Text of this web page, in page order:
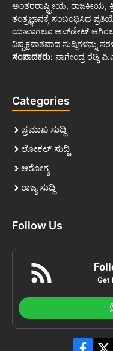
ಅಂತರರಾಷ್ಟ್ರೀಯ, ರಾಜಕೀಯ,
ತಂತ್ರಜ್ಞಾನಕ್ಕೆ ಸಂಬಂಧಿಸಿದ
ಯಾವಾಗಲೂ ಅಪ್‌ಡೇಟ್ ಆಗಿರಲು
ನಿಷ್ಪಕ್ಷಪಾತವಾದ ಸುದ್ದಿಗಳನ್ನು
ಸಂಪಾದಕರು: ನಾಗೇಂದ್ರ ರೆಡ್ಡಿ
Categories
ಪ್ರಮುಖ ಸುದ್ದಿ
ಲೋಕಲ್ ಸುದ್ದಿ
ಆರೋಗ್ಯ
ರಾಜ್ಯ ಸುದ್ದಿ
Follow Us
Get